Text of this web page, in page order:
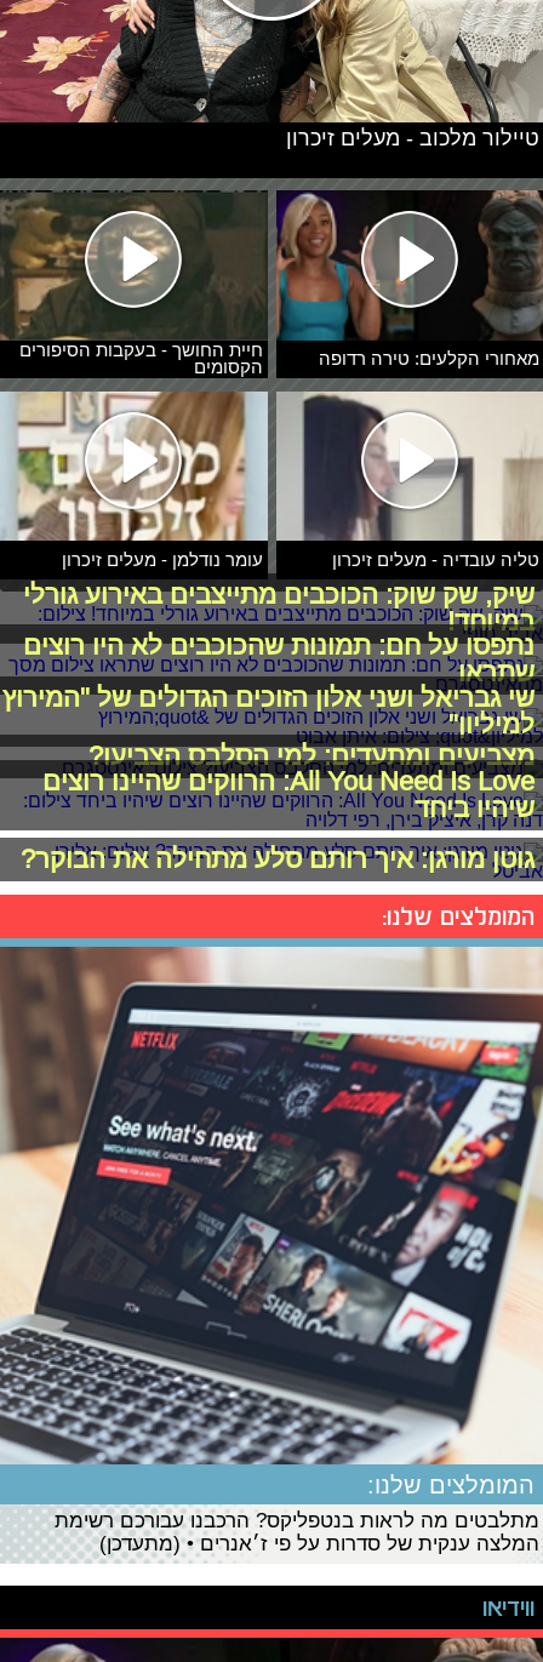
מאחורי הקלעים: טירה רדופה
חיית החושך - בעקבות הסיפורים
הקסומים
טליה עובדיה - מעלים זיכרון עומר נודלמן - מעלים זיכרון
טיילור מלכוב - מעלים זיכרון
שיק, שק שוק: הכוכבים מתייצבים באירוע גורלי
במיוחד!
נתפסו על חם: תמונות שהכוכבים לא היו רוצים
שתראו
שי גבריאל ושני אלון הזוכים הגדולים של "המירוץ
למיליון"
מצביעים ומתעדים: למי הסלבס הצביעו?
All You Need Is Love: הרווקים שהיינו רוצים
שיהיו ביחד
גוטן מורגן: איך רותם סלע מתחילה את הבוקר?
המומלצים שלנו:
המומלצים שלנו:
מתלבטים מה לראות בנטפליקס? הרכבנו עבורכם רשימת
המלצה ענקית של סדרות על פי ז׳אנרים • (מתעדכן)
ווידיאו